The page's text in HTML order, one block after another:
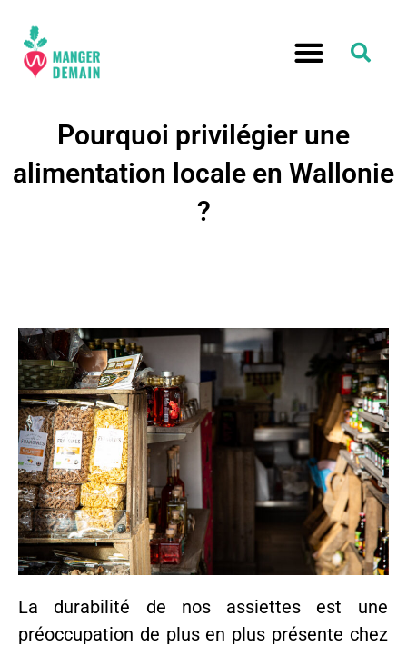
Pourquoi privilégier une
alimentation locale en Wallonie
?
La durabilité de nos assiettes est une
préoccupation de plus en plus présente chez